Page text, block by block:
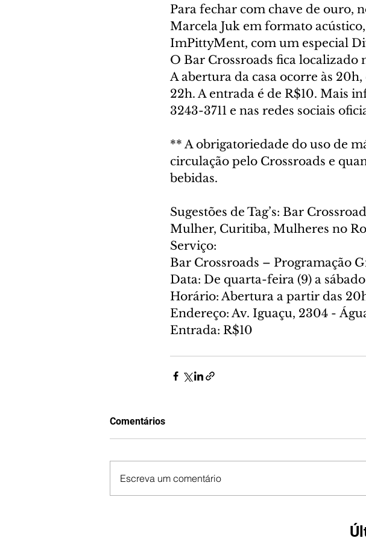
Para fechar com chave de ouro,
Marcela Juk em formato
ImPittyMent, com um especial
O Bar Crossroads fica localizado
A abertura da casa ocorre às
22h. A entrada é de R$10. Mais
3243-3711 e nas redes sociais
** A obrigatoriedade do uso de
circulação pelo Crossroads e
bebidas.
Sugestões de Tag’s: Bar
Mulher, Curitiba, Mulheres no
Serviço:
Bar Crossroads – Programação
Data: De quarta-feira (9) a sábado
Horário: Abertura a partir das
Endereço: Av. Iguaçu, 2304 -
Entrada: R$10
Comentários
Escreva um comentário